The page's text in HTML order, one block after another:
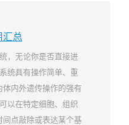
总
，无论你是否直接进
统具有操作简单、重
内外遗传操作的强有
以在特定细胞、组织
点敲除或表达某个基